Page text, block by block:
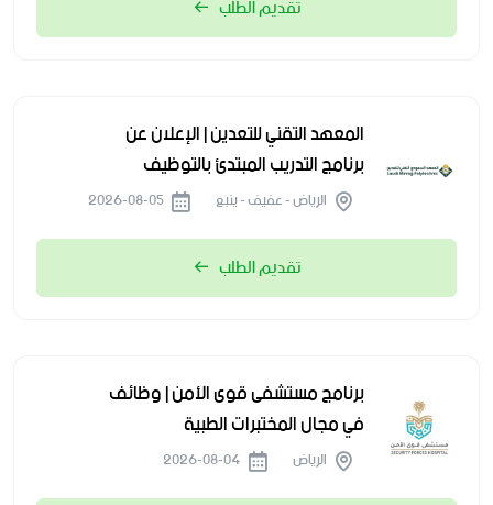
المعهد التقني للتعدين | الإعلان عن
برنامج التدريب المبتدئ بالتوظيف
الرياض - عفيف - ينبع
تقديم الطلب
برنامج مستشفى قوى الأمن | وظائف
في مجال المختبرات الطبية
الرياض